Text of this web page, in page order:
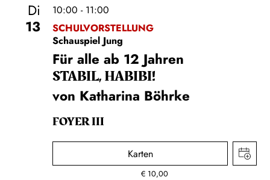
Di
13
10:00 - 11:00
SCHULVORSTELLUNG
Schauspiel Jung
Für alle ab 12 Jahren
STABIL, HABIBI!
von Katharina Böhrke
FOYER III
Karten
€ 10,00